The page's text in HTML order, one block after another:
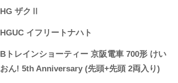
HG ザクⅡ
HGUC イフリートナハト
Bトレインショーティー 京阪電車 700形 けい
おん! 5th Anniversary (先頭+先頭 2両入り)